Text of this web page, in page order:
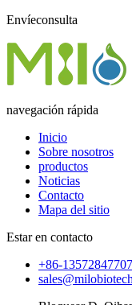
Envíeconsulta
navegación rápida
Inicio
Sobre nosotros
productos
Noticias
Contacto
Mapa del sitio
Estar en contacto
+86-13572847707